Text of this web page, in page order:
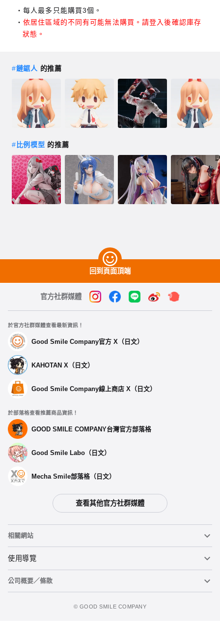
每人最多只能購買3個。
依居住區域的不同有可能無法購買。請登入後確認庫存
狀態。
#鏈鋸人 的推薦
# 比例模型 的推薦
回到頁面頂端
官方社群媒體
於官方社群媒體查看最新資訊！
Good Smile Company官方 X（日文）
KAHOTAN X（日文）
Good Smile Company線上商店 X（日文）
於部落格查看推薦商品資訊！
GOOD SMILE COMPANY台灣官方部落格
Good Smile Labo（日文）
Mecha Smile部落格（日文）
查看其他官方社群媒體
相關網站
黏土人
黏土人臉部製造機（英文）
使用導覽
重要公告
公司概要／條款
©️ GOOD SMILE COMPANY